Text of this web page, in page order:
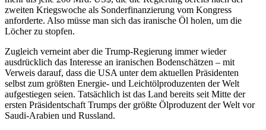
zweiten Kriegswoche als Sonderfinanzierung vom Kongress
anforderte. Also müsse man sich das iranische Öl holen, um die
Löcher zu stopfen.
Zugleich verneint aber die Trump-Regierung immer wieder
ausdrücklich das Interesse an iranischen Bodenschätzen – mit
Verweis darauf, dass die USA unter dem aktuellen Präsidenten
selbst zum größten Energie- und Leichtölproduzenten der Welt
aufgestiegen seien. Tatsächlich ist das Land bereits seit Mitte der
ersten Präsidentschaft Trumps der größte Ölproduzent der Welt vor
Saudi-Arabien und Russland.